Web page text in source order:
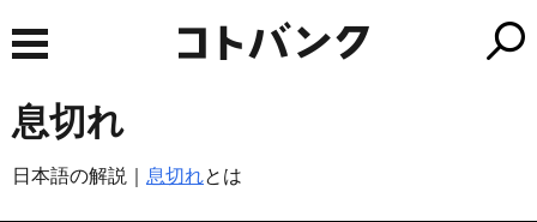
息切れ
日本語の解説｜ 息切れとは